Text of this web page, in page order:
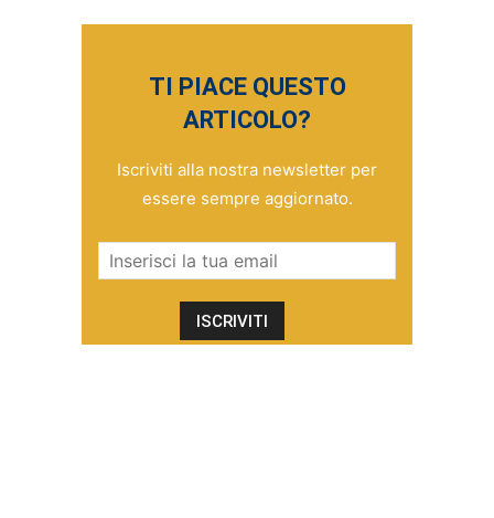
TI PIACE QUESTO
ARTICOLO?
Iscriviti alla nostra newsletter per
essere sempre aggiornato.